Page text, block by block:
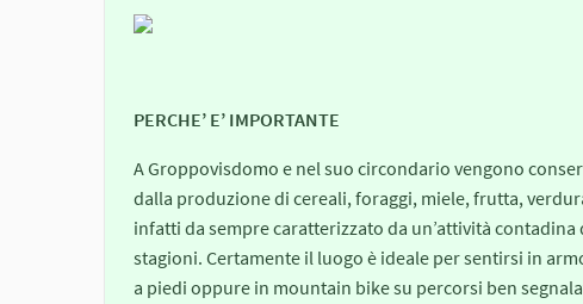
PERCHE’ E’ IMPORTANTE
A Groppovisdomo e nel suo circondario vengono
dalla produzione di cereali, foraggi, miele, frutta,
infatti da sempre caratterizzato da un’attività
stagioni. Certamente il luogo è ideale per sentirsi in
a piedi oppure in mountain bike su percorsi ben